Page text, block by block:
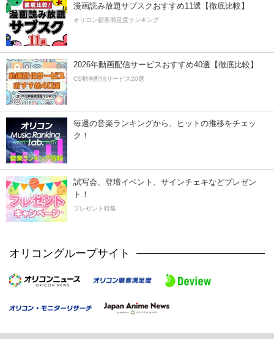
漫画読み放題サブスクおすすめ11選【徹底比較】
オリコン顧客満足度ランキング
2026年動画配信サービスおすすめ40選【徹底比較】
CS動画配信サービス20選
毎週の音楽ランキングから、ヒットの推移をチェッ
ク！
試写会、登壇イベント、サインチェキなどプレゼン
ト！
プレゼント特集
オリコングループサイト